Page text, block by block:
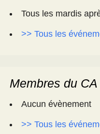
Tous les mardis
>> Tous les
Membres du CA
Aucun évènement
>> Tous les